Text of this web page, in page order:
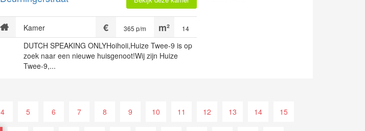
Kamer 14
365 p/m
DUTCH SPEAKING ONLYHoihoii,Huize Twee-9 is op
zoek naar een nieuwe huisgenoot!Wij zijn Huize
Twee-9,...
4 5 6 7 8 9 10 11 12 13 14 15